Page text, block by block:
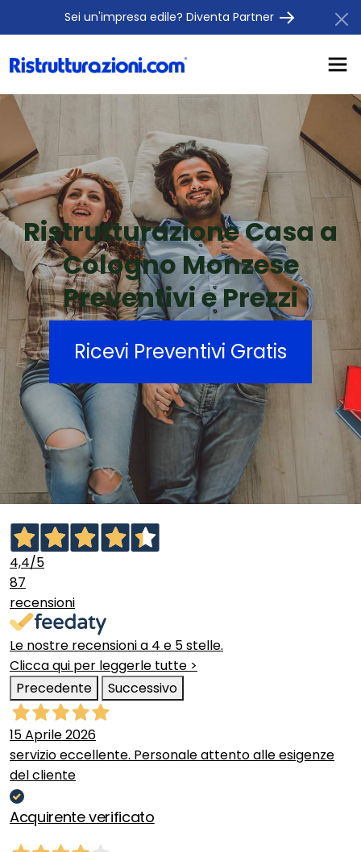
Sei un'impresa edile? Diventa Partner
Ristrutturazione Casa a
Cologno Monzese
Preventivi e Prezzi
Ricevi Preventivi Gratis
4,4/5
87
recensioni
Le nostre recensioni a 4 e 5 stelle.
Clicca qui per leggerle tutte >
Precedente
Successivo
15 Aprile 2026
servizio eccellente. Personale attento alle esigenze
del cliente
Acquirente verificato